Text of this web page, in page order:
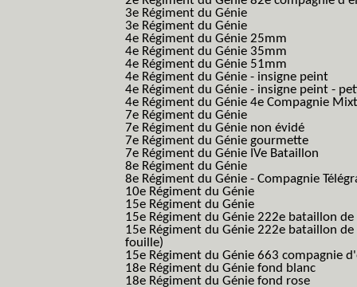
3e Régiment du Génie
3e Régiment du Génie
4e Régiment du Génie 25mm
4e Régiment du Génie 35mm
4e Régiment du Génie 51mm
4e Régiment du Génie - insigne peint
4e Régiment du Génie - insigne peint -
4e Régiment du Génie 4e Compagnie
7e Régiment du Génie
7e Régiment du Génie non évidé
7e Régiment du Génie gourmette
7e Régiment du Génie IVe Bataillon
8e Régiment du Génie
8e Régiment du Génie - Compagnie
10e Régiment du Génie
15e Régiment du Génie
15e Régiment du Génie 222e bataillon
15e Régiment du Génie 222e bataillon
fouille)
15e Régiment du Génie 663 compagnie
18e Régiment du Génie fond blanc
18e Régiment du Génie fond rose